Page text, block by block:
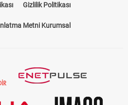
Gizlilik Politikası
Metni Kurumsal